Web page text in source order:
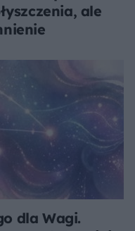
ale
dla Wagi.